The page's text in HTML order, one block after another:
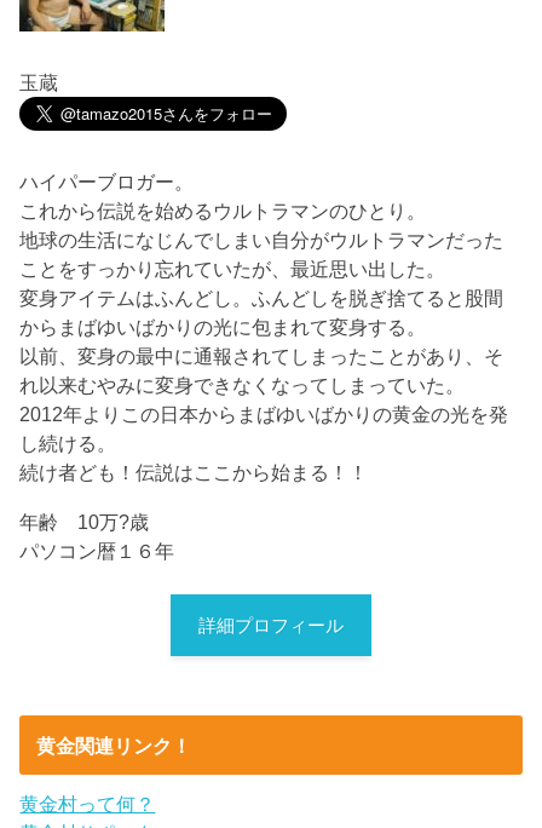
玉蔵
ハイパーブロガー。
これから伝説を始めるウルトラマンのひとり。
地球の生活になじんでしまい自分がウルトラマンだった
ことをすっかり忘れていたが、最近思い出した。
変身アイテムはふんどし。ふんどしを脱ぎ捨てると股間
からまばゆいばかりの光に包まれて変身する。
以前、変身の最中に通報されてしまったことがあり、そ
れ以来むやみに変身できなくなってしまっていた。
2012年よりこの日本からまばゆいばかりの黄金の光を発
し続ける。
続け者ども！伝説はここから始まる！！
年齢 10万?歳
パソコン暦１６年
詳細プロフィール
黄金関連リンク！
黄金村って何？